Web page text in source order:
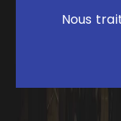
Nous